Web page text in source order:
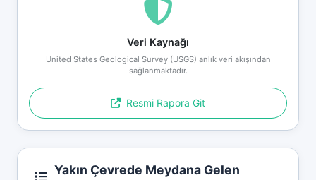
Veri Kaynağı
United States Geological Survey (USGS) anlık veri akışından
sağlanmaktadır.
Resmi Rapora Git
Yakın Çevrede Meydana Gelen